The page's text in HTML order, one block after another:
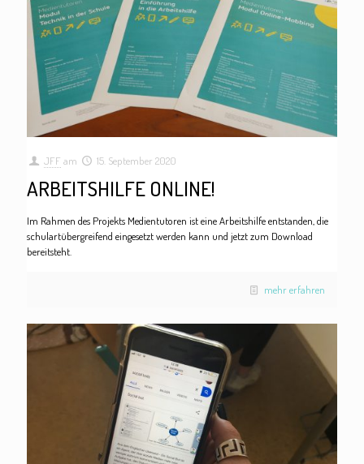
JFF am 15. September 2020
ARBEITSHILFE ONLINE!
Im Rahmen des Projekts Medientutoren ist eine Arbeitshilfe entstanden, die
schulartübergreifend eingesetzt werden kann und jetzt zum Download
bereitsteht.
mehr erfahren